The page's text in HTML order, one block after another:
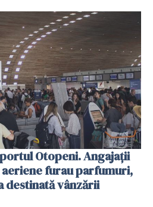
Otopeni. Angajații
furau parfumuri,
destinată vânzării